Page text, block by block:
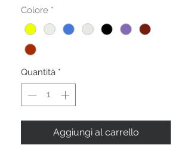
Colore *
Quantità *
Aggiungi al carrello